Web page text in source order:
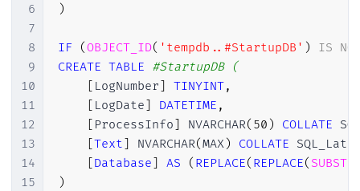
6
7
8
9
10
11
12
13
14
15
)
IF (OBJECT_ID( 'tempdb..#StartupDB' ) IS
CREATE TABLE #StartupDB (
[ LogNumber] TINYINT,
[ LogDate] DATETIME ,
[ ProcessInfo] NVARCHAR( 50 ) COLLATE
[Text] NVARCHAR(MAX) COLLATE
[Database] AS ( REPLACE( REPLACE(
)